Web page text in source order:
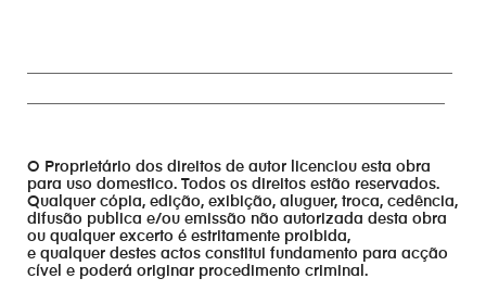
O Proprietário dos direitos de autor licenciou esta obra
para uso domestico. Todos os direitos estão reservados.
Qualquer cópia, edição, exibição, aluguer, troca, cedência,
difusão publica e/ou emissão não autorizada desta obra
ou qualquer excerto é estritamente proibida,
e qualquer destes actos constitui fundamento para acção
cível e poderá originar procedimento criminal.